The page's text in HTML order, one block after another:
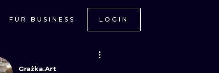
FÜR BUSINESS LOGIN
Grażka.Art